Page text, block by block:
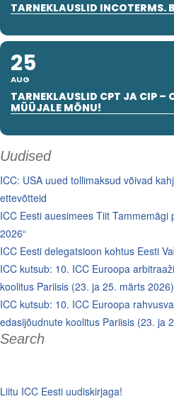
TARNEKLAUSLID INCOTERMS.
25
AUG
TARNEKLAUSLID CPT JA CIP –
MÜÜJALE MÕNU!
Uudised
ICC: USA uued tollimaksud võivad
ettevõtteid
ICC Eesti auesimees Tiit Tammemägi
2026“
ICC Eesti delegatsioon kohtus Eesti
ICC kutsub: 10. ICC Euroopa
koolitus Pariisis (23. ja 25. märts 2026)
ICC kutsub: 10. ICC Euroopa
edasijõudnute koolitus Pariisis (23. ja
Search
Liitu ICC Eesti uudiskirjaga!